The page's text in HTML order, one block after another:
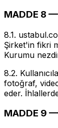
MADDE 8 —
8.1.
Şirket'in fikri
Kurumu
8.2.
fotoğraf,
eder.
MADDE 9 —